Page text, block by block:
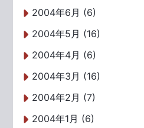
2004年6月 (6)
2004年5月 (16)
2004年4月 (6)
2004年3月 (16)
2004年2月 (7)
2004年1月 (6)